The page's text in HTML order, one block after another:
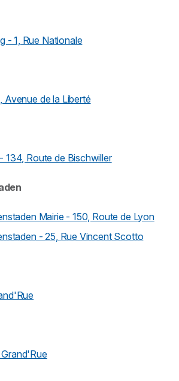
- 1, Rue Nationale
Avenue de la Liberté
134, Route de Bischwiller
Mairie - 150, Route de Lyon
- 25, Rue Vincent Scotto